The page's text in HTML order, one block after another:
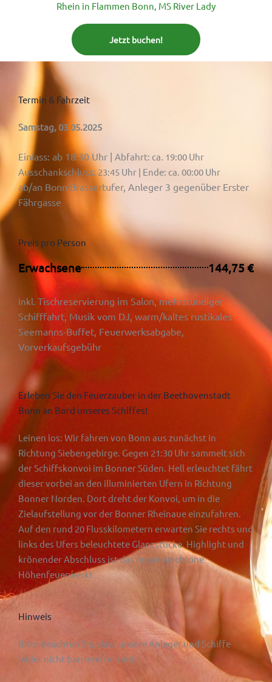
Rhein in Flammen Bonn, MS River Lady
Jetzt buchen!
Termin & Fahrzeit
Samstag, 03.05.2025
Einlass: ab 18:30 Uhr | Abfahrt: ca. 19:00 Uhr
Ausschankschluss: 23:45 Uhr | Ende: ca. 00:00 Uhr
ab/an Bonn Brassertufer, Anleger 3 gegenüber Erster
Fährgasse
Preis pro Person
Erwachsene 144,75 €
inkl. Tischreservierung im Salon, mehrstündiger
Schifffahrt, Musik vom DJ, warm/kaltes rustikales
Seemanns-Buffet, Feuerwerksabgabe,
Vorverkaufsgebühr
Erleben Sie den Feuerzauber in der Beethovenstadt
Bonn an Bord unseres Schiffes!
Leinen los: Wir fahren von Bonn aus zunächst in
Richtung Siebengebirge. Gegen 21:30 Uhr sammelt sich
der Schiffskonvoi im Bonner Süden. Hell erleuchtet fährt
dieser vorbei an den illuminierten Ufern in Richtung
Bonner Norden. Dort dreht der Konvoi, um in die
Zielaufstellung vor der Bonner Rheinaue einzufahren.
Auf den rund 20 Flusskilometern erwarten Sie rechts und
links des Ufers beleuchtete Glanzstücke. Highlight und
krönender Abschluss ist das musiksynchrone
Höhenfeuerwerk!
Hinweis
Bitte beachten Sie, dass unsere Anleger und Schiffe
leider nicht barrierefrei sind.